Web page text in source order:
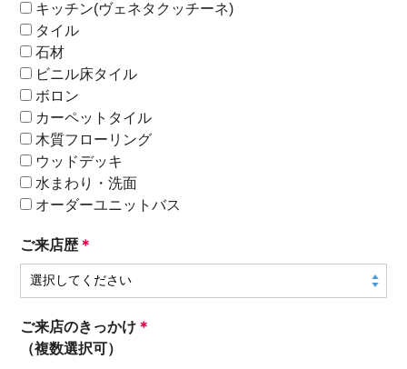
キッチン(ヴェネタクッチーネ)
タイル
石材
ビニル床タイル
ボロン
カーペットタイル
木質フローリング
ウッドデッキ
水まわり・洗面
オーダーユニットバス
ご来店歴＊
ご来店のきっかけ ＊
（複数選択可）